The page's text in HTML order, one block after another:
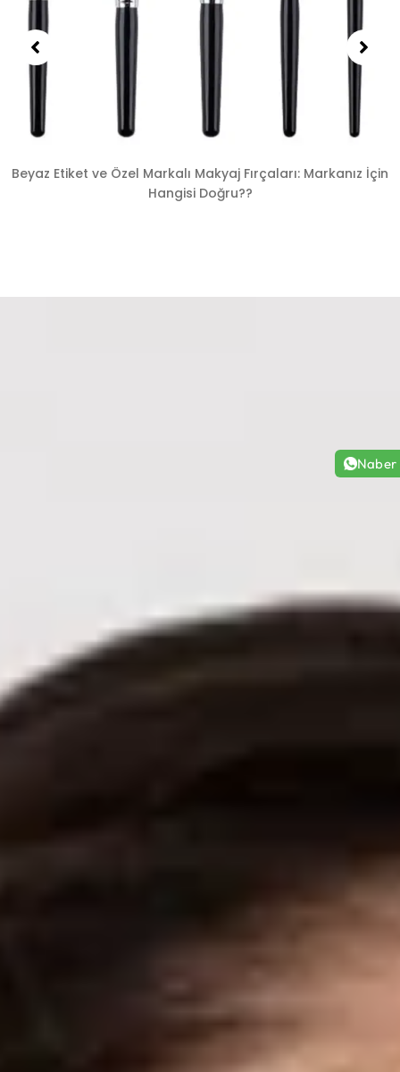
Beyaz Etiket ve Özel Markalı Makyaj Fırçaları: Markanız İçin
Hangisi Doğru??
Naber